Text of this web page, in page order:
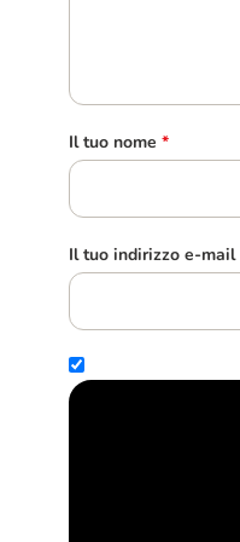
Il tuo nome *
Il tuo indirizzo e-mail